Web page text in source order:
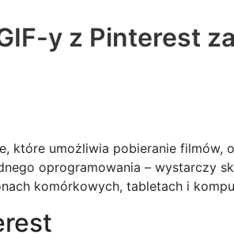
y z Pinterest
które umożliwia pobieranie filmów,
oprogramowania – wystarczy
komórkowych, tabletach i